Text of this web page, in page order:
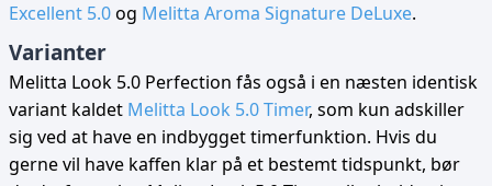
Excellent 5.0og Melitta Aroma Signature DeLuxe.
Varianter
Melitta Look 5.0 Perfection fås også i en næsten identisk
variant kaldet Melitta Look 5.0 Timer, som kun adskiller
sig ved at have en indbygget timerfunktion. Hvis du
gerne vil have kaffen klar på et bestemt tidspunkt, bør